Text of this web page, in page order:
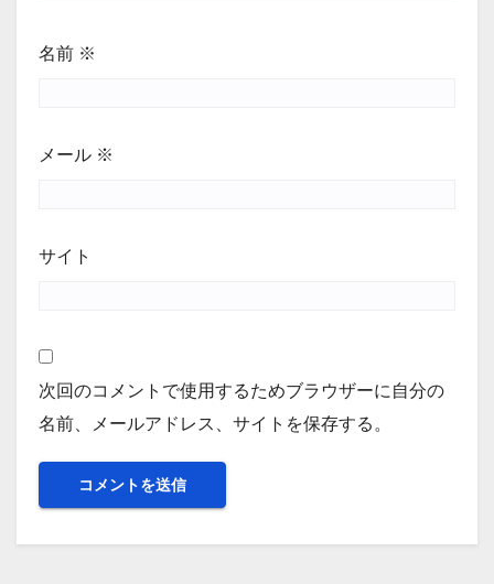
名前 ※
メール ※
サイト
次回のコメントで使用するためブラウザーに自分の
名前、メールアドレス、サイトを保存する。